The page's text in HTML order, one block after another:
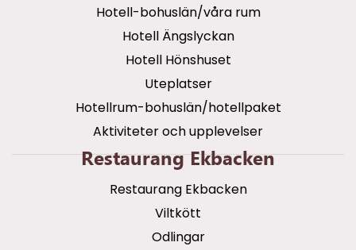
Hotell-bohuslän/våra rum
Hotell Ängslyckan
Hotell Hönshuset
Uteplatser
Hotellrum-bohuslän/hotellpaket
Aktiviteter och upplevelser
Restaurang Ekbacken
Restaurang Ekbacken
Viltkött
Odlingar